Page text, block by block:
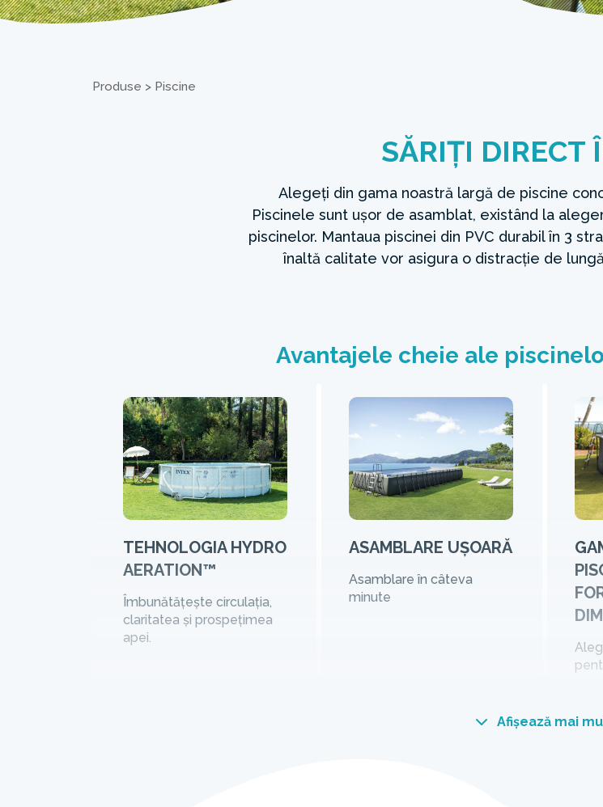
Produse > Piscine
SĂRIȚI DIRECT
Alegeți din gama noastră largă de piscine
Piscinele sunt ușor de asamblat, existând la
piscinelor. Mantaua piscinei din PVC durabil în 3
înaltă calitate vor asigura o distracție de
Avantajele cheie ale
TEHNOLOGIA HYDRO
AERATION™
Îmbunătățește circulația,
claritatea și prospețimea
apei.
ASAMBLARE UȘOARĂ
Asamblare în câteva
minute
Afișează mai